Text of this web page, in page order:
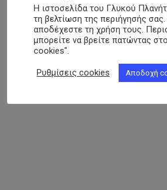
Η ιστοσελίδα του Γλυκού
τη βελτίωση της περιήγησής
αποδέχεστε τη χρήση τους.
μπορείτε να βρείτε πατώντας
cookies".
Ρυθμίσεις cookies Αποδοχή